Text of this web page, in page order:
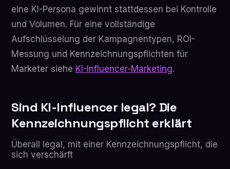
eine KI-Persona gewinnt stattdessen bei Kontrolle
und Volumen. Für eine vollständige
Aufschlüsselung der Kampagnentypen, ROI-
Messung und Kennzeichnungspflichten für
Marketer siehe KI-Influencer-Marketing.
Sind KI-Influencer legal? Die
Kennzeichnungspflicht erklärt
Überall legal, mit einer Kennzeichnungspflicht, die
sich verschärft